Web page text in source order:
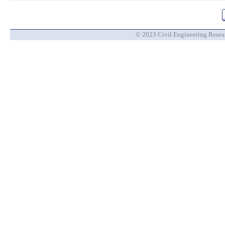
© 2023 Civil Engineering